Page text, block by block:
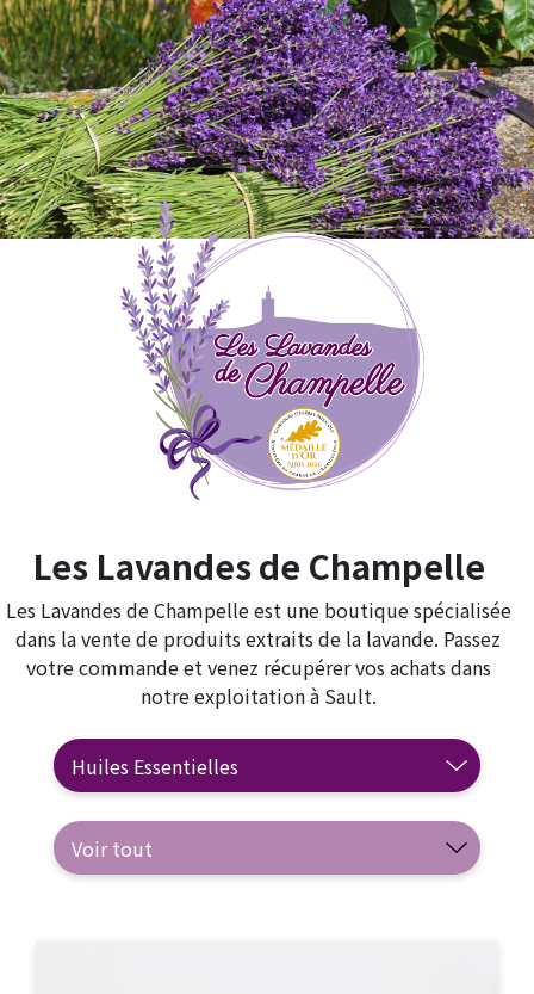
Les Lavandes de Champelle
Les Lavandes de Champelle est une boutique spécialisée
dans la vente de produits extraits de la lavande. Passez
votre commande et venez récupérer vos achats dans
notre exploitation à Sault.